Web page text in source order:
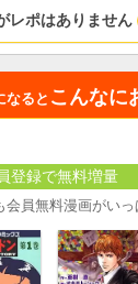
レポはありません
なると こんなに
登録で無料増量
会員無料漫画がいっ